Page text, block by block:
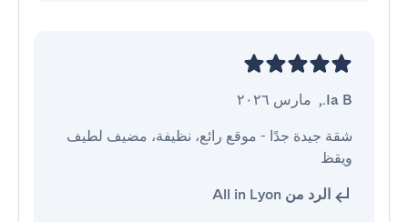
Ia B.
, مارس ٢٠٢٦
ويقظ
الرد من All in Lyon